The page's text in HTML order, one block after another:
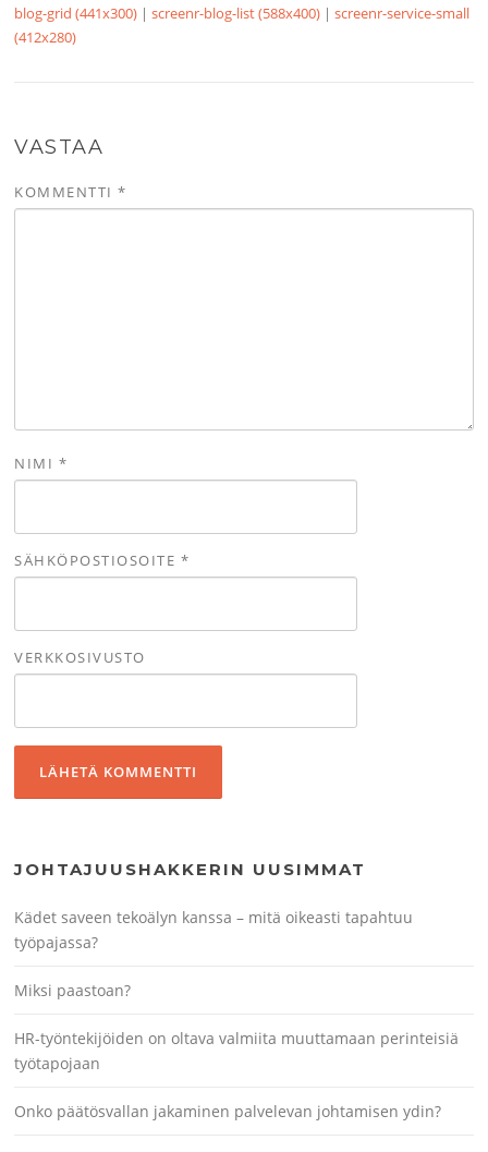
blog-grid (441x300) |screenr-blog-list (588x400) |screenr-service-small
(412x280)
VASTAA
KOMMENTTI*
NIMI *
SÄHKÖPOSTIOSOITE *
VERKKOSIVUSTO
JOHTAJUUSHAKKERIN UUSIMMAT
Kädet saveen tekoälyn kanssa – mitä oikeasti tapahtuu
työpajassa?
Miksi paastoan?
HR-työntekijöiden on oltava valmiita muuttamaan perinteisiä
työtapojaan
Onko päätösvallan jakaminen palvelevan johtamisen ydin?